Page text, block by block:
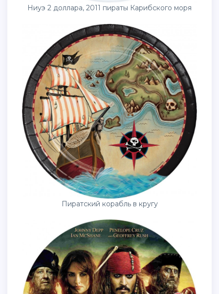
Ниуэ 2 доллара, 2011 пираты Карибского моря
Пиратский корабль в кругу